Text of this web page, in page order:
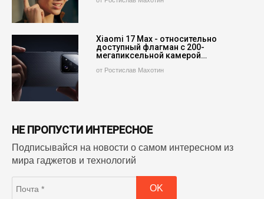
Xiaomi 17 Max - относительно
доступный флагман с 200-
мегапиксельной камерой…
от Ростислав Махотин
НЕ ПРОПУСТИ ИНТЕРЕСНОЕ
Подписывайся на новости о самом интересном из
мира гаджетов и технологий